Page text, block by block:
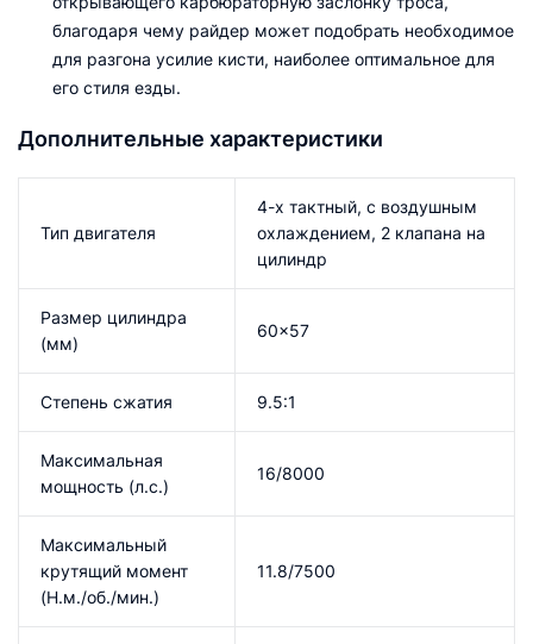
благодаря чему райдер может подобрать необходимое
для разгона усилие кисти, наиболее оптимальное для
его стиля езды.
Дополнительные характеристики
Тип двигателя
4-х тактный, с воздушным
охлаждением, 2 клапана на
цилиндр
Размер цилиндра
(мм)
60×57
Степень сжатия 9.5:1
Максимальная
мощность (л.с.)
16/8000
Максимальный
крутящий момент
(Н.м./об./мин.)
11.8/7500